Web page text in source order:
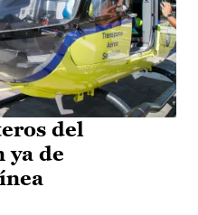
del
ya de